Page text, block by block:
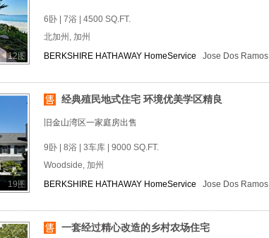
12图
6卧 | 7浴 | 4500 SQ.FT.
北加州, 加州
BERKSHIRE HATHAWAY HomeService
Jose Dos Ramos
19图
经典殖民地式住宅 环境优美学区精良
旧金山湾区一家庭房出售
9卧 | 8浴 | 3车库 | 9000 SQ.FT.
Woodside, 加州
BERKSHIRE HATHAWAY HomeService
Jose Dos Ramos
一套经过精心改造的乡村农场住宅